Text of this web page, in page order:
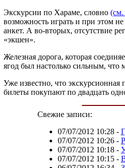
Экскурсии по Хараме, словно (см.
возможность играть и при этом
анкет. А во-вторых, отсутствие
«экшен».
Железная дорога, которая
ягод был настолько сильным, что
Уже известно, что экскурсионная
билеты покупают по двадцать
Свежие записи:
07/07/2012 10:28-
07/07/2012 10:26-
07/07/2012 10:18-
07/07/2012 10:15-